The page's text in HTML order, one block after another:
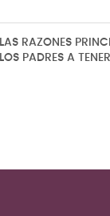
LAS RAZONES
LOS PADRES A